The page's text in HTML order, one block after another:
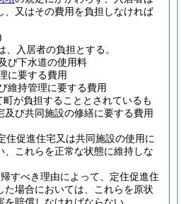
、又はその費用を負担しなければ
、入居者の負担とする。
び下水道の使用料
に要する費用
維持管理に要する費用
町が負担することとされているも
及び共同施設の修繕に要する費用
住促進住宅又は共同施設の使用に
、これらを正常な状態に維持しな
すべき理由によって、定住促進住
た場合においては、これらを原状